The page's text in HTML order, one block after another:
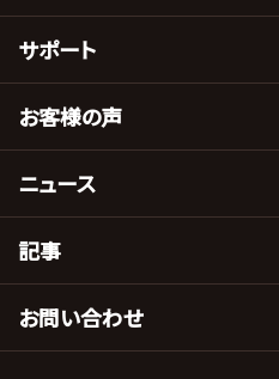
サポート
お客様の声
ニュース
記事
お問い合わせ